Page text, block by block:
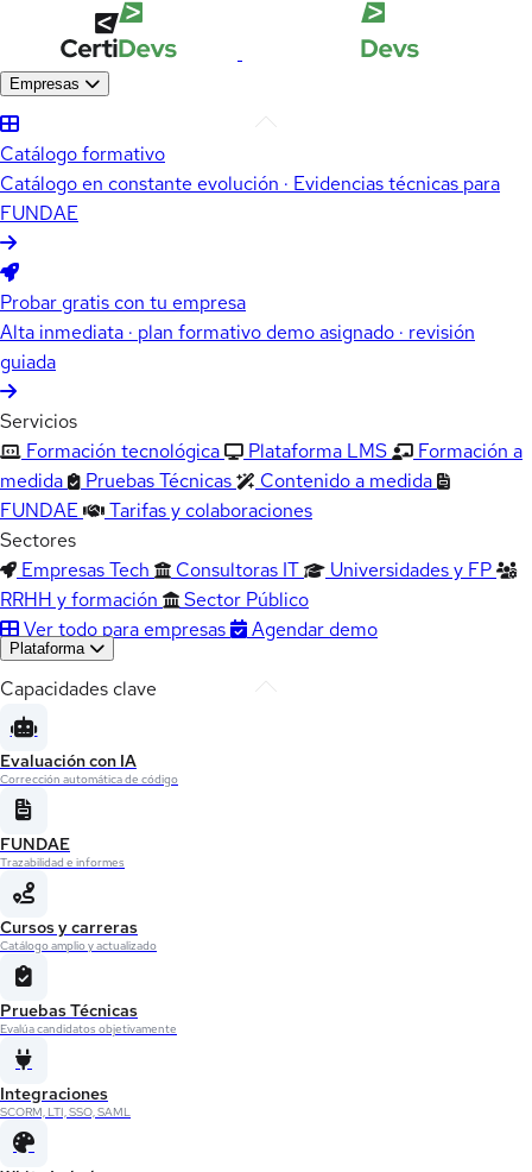
Empresas
Catálogo formativo
Catálogo en constante evolución · Evidencias técnicas para
FUNDAE
Probar gratis con tu empresa
Alta inmediata · plan formativo demo asignado · revisión
guiada
Servicios
Formación tecnológica
Plataforma LMS
Formación a
medida
Pruebas Técnicas
Contenido a medida
FUNDAE
Tarifas y colaboraciones
Sectores
Empresas Tech
Consultoras IT
Universidades y FP
RRHH y formación
Sector Público
Ver todo para empresas
Agendar demo
Plataforma
Capacidades clave
Evaluación con IA
Corrección automática de código
FUNDAE
Trazabilidad e informes
Cursos y carreras
Catálogo amplio y actualizado
Pruebas Técnicas
Evalúa candidatos objetivamente
Integraciones
SCORM, LTI, SSO, SAML